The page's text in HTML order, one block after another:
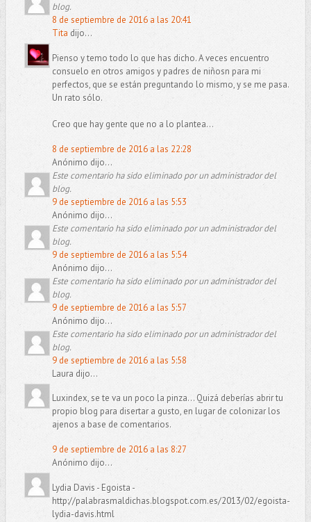
blog.
8 de septiembre de 2016 a las 20:41
Tita dijo...
Pienso y temo todo lo que has dicho. A veces encuentro
consuelo en otros amigos y padres de niñosn para mi
perfectos, que se están preguntando lo mismo, y se me pasa.
Un rato sólo.
Creo que hay gente que no a lo plantea...
8 de septiembre de 2016 a las 22:28
Anónimo dijo...
Este comentario ha sido eliminado por un administrador del
blog.
9 de septiembre de 2016 a las 5:53
Anónimo dijo...
Este comentario ha sido eliminado por un administrador del
blog.
9 de septiembre de 2016 a las 5:54
Anónimo dijo...
Este comentario ha sido eliminado por un administrador del
blog.
9 de septiembre de 2016 a las 5:57
Anónimo dijo...
Este comentario ha sido eliminado por un administrador del
blog.
9 de septiembre de 2016 a las 5:58
Laura dijo...
Luxindex, se te va un poco la pinza... Quizá deberías abrir tu
propio blog para disertar a gusto, en lugar de colonizar los
ajenos a base de comentarios.
9 de septiembre de 2016 a las 8:27
Anónimo dijo...
Lydia Davis - Egoista -
http://palabrasmaldichas.blogspot.com.es/2013/02/egoista-
lydia-davis.html